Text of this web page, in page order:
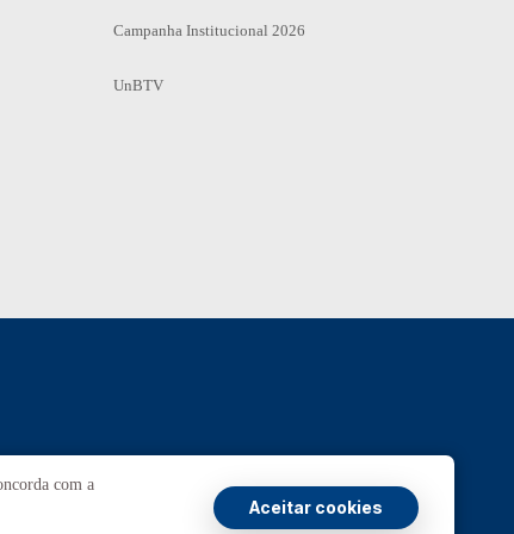
Campanha Institucional 2026
UnBTV
e Prestação de Contas
com a
Aceitar cookies